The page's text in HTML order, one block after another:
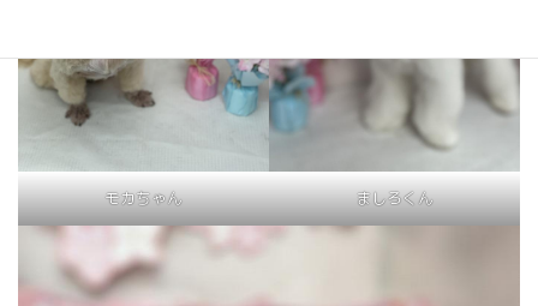
モカちゃん ましろくん